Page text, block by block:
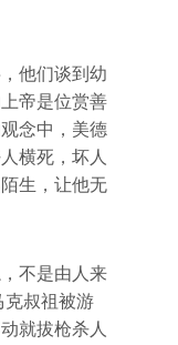
他们谈到幼
帝是位赏善
念中，美德
横死，坏人
生，让他无
不是由人来
克叔祖被游
就拔枪杀人